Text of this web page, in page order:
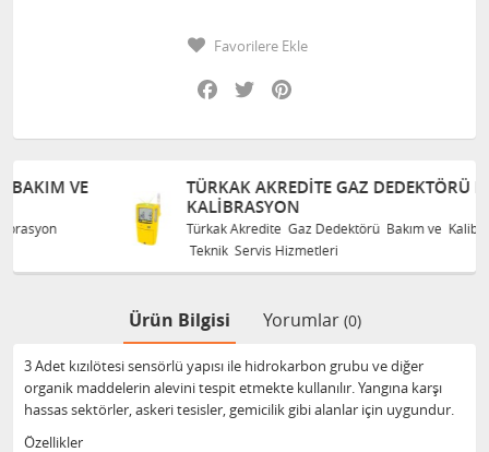
Favorilere Ekle
Facebook
Twitter
TÜRKAK AKREDITE GAZ DEDEKTÖRÜ BAKIM VE
KALIBRASYON
Türkak Akredite Gaz Dedektörü Bakım ve Kalibrasyon
Teknik Servis Hizmetleri
Ürün Bilgisi Yorumlar (0)
3 Adet kızılötesi sensörlü yapısı ile hidrokarbon grubu ve diğer
organik maddelerin alevini tespit etmekte kullanılır. Yangına karşı
hassas sektörler, askeri tesisler, gemicilik gibi alanlar için uygundur.
Özellikler